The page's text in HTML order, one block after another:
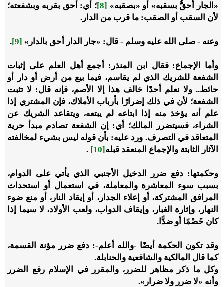
«الجار أحقُّ بسقبه» أو «بصقبه» [8]
؛ أي: أحق بقربه وبشفعته؛
لأن السقب أو الصقب: ما قرب من الدار.
وعنه - صلى الله عليه وسلم - قال: «جار الدار أحق بالدار» [9]
.
وأما الإجماع: فقال ابن المنذر: أجمع أهل العلم على إثبات
الشفعة للشريك الذي لم يقاسم، فيما بيع من أرض أو دار أو
حائط.. ولا نعلم أحدًا خالف هذا إلا الأصم، فإنه قال: لا تثبت
الشفعة؛ لأن في ذلك إضرارًا بأرباب الأملاك، فإن المشتري إذا
علم أنه يؤخذ منه إذا ابتاعه لم يبتعه، ويتقاعد الشريك عن
الشراء، فسيتضرر المالك؛ أي: إن الشفعة تصادم مبدأ حرية
المتعاقد في التصرف. ورد عليه: بأن قوله ليس بشيء لمخالفته
الآثار الثابتة والإجماع المنعقد قبله[10]
.
وحكمتها: دفع ضرر الدخيل الأجنبي الذي يأتي على الدوام،
بسبب سوء المعاشرة والمعاملة، في استعمال أو استحداث
المرافق المشتركة، أو إعلاء الجدار، أو إيقاد النار، أو منع ضوء
النهار، وإثارة الغبار، وإيقاف الدواب، ولعب الأولاد، لا سيما إذا
كان خَصْمًا أو ضدًّا.
وقد تكون الحكمة أيضًا -والله أعلم-: دفع ضرر مؤنة القسمة،
كما قال المالكية والشافعية والحنابلة.
وكل ما ذكر مظاهر للضرر، والمقرر في الإسلام رفع الضرر
وأنه «لا ضرر ولا ضرار».